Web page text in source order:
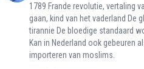
1789 Frande revolutie, vertaling
gaan, kind van het vaderland De
tirannie De bloedige standaard
Kan in Nederland ook gebeuren
importeren van moslims.